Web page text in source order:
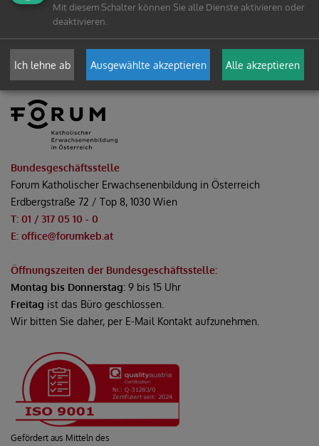
Bundesgeschäftsstelle
Forum Katholischer Erwachsenenbildung in Österreich
Erdbergstraße 72 / Top 8, 1030 Wien
T: 01 / 317 05 10 - 0
E: office@forumkeb.at
Öffnungszeiten der Bundesgeschäftsstelle:
Montag bis Donnerstag: 9 bis 15 Uhr
Freitag ist das Büro geschlossen.
Wir bitten Sie daher, per E-Mail Kontakt aufzunehmen.
Gefördert aus Mitteln des
Mit diesem Schalter können Sie alle Dienste aktivieren oder
deaktivieren.
Ich lehne ab Ausgewählte akzeptieren Alle akzeptieren